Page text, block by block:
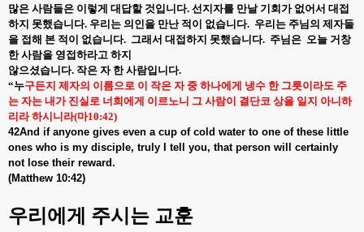
많은 사람들은 이렇게 대답할 것입니다. 선지자를 만날 기회가 없어서 대접
하지 못했습니다. 우리는 의인을 만난 적이 없습니다. 우리는 주님의 제자들
을 접해 본 적이 없습니다. 그래서 대접하지 못했습니다. 주님은 오늘 거창
한 사람을 영접하라고 하지
않으셨습니다. 작은 자 한 사람입니다.
“누구든지 제자의 이름으로 이 작은 자 중 하나에게 냉수 한 그릇이라도 주
는 자는 내가 진실로 너희에게 이르노니 그 사람이 결단코 상을 일지 아니하
리라 하시니라(마10:42)
42And if anyone gives even a cup of cold water to one of these little
ones who is my disciple, truly I tell you, that person will certainly
not lose their reward.
(Matthew 10:42)
우리에게 주시는 교훈